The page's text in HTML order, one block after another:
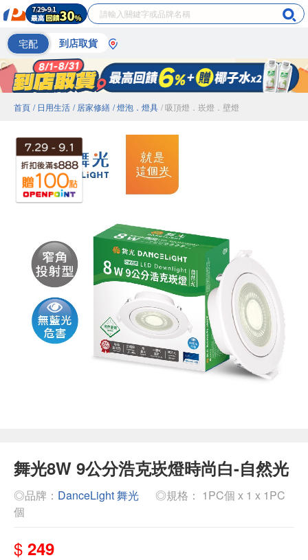
宅配 到店取貨
首頁 / 日用生活 / 居家修繕 / 燈泡．燈具 / 吸頂燈．崁燈．壁燈
舞光8W 9公分浩克崁燈時尚白-自然光
◎品牌： DanceLight 舞光
◎規格： 1PC個 x 1 x 1PC
個
$ 249